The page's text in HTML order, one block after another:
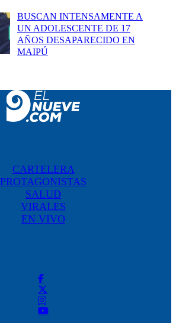
BUSCAN INTENSAMENTE A
UN ADOLESCENTE DE 17
AÑOS DESAPARECIDO EN
MAIPÚ
CARTELERA
PROTAGONISTAS
SALUD
VIRALES
EN VIVO